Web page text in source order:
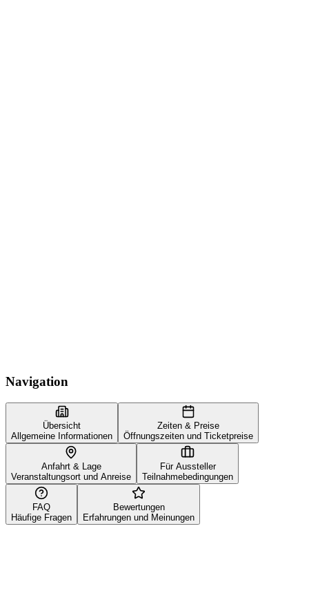
Navigation
Übersicht
Allgemeine Informationen
Zeiten & Preise
Öffnungszeiten und Ticketpreise
Anfahrt & Lage
Veranstaltungsort und Anreise
Für Aussteller
Teilnahmebedingungen
FAQ
Häufige Fragen
Bewertungen
Erfahrungen und Meinungen